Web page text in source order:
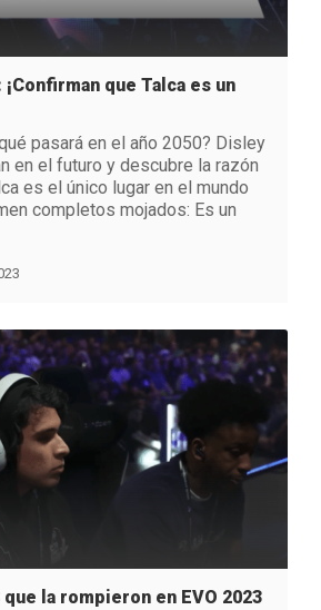
que Talca es un
pasará en el año 2050? Disley
en el futuro y descubre la razón
es el único lugar en el mundo
completos mojados: Es un
que la rompieron en EVO 2023